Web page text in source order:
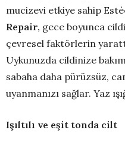
mucizevi etkiye sahip
Repair, gece boyunca
çevresel faktörlerin
Uykunuzda cildinize
sabaha daha pürüzsüz,
uyanmanızı sağlar. Yaz
Işıltılı ve eşit tonda cilt